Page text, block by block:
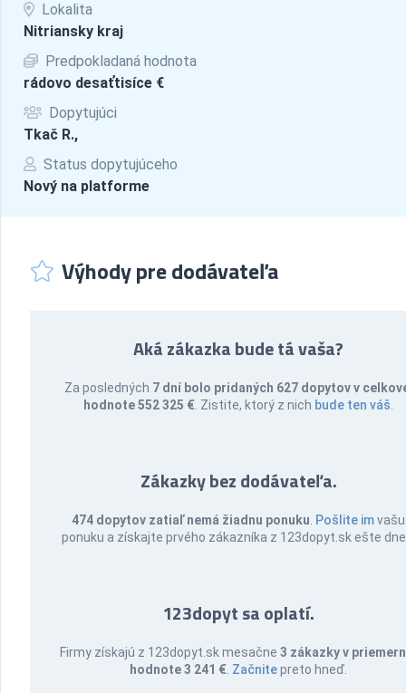
Lokalita
Nitriansky kraj
Predpokladaná hodnota
rádovo desaťtisíce €
Dopytujúci
Tkač R.,
Status dopytujúceho
Nový na platforme
Výhody pre dodávateľa
Aká zákazka bude tá vaša?
Za posledných 7 dní bolo pridaných 627 dopytov v
hodnote 552 325 € . Zistite, ktorý z nich bude ten váš
Zákazky bez dodávateľa.
474 dopytov zatiaľ nemá žiadnu ponuku Pošlite imvašu
ponuku a získajte prvého zákazníka z 123dopyt.sk ešte
123dopyt sa oplatí.
Firmy získajú z 123dopyt.sk mesačne3 zákazky v
hodnote 3 241 € Začnitepreto hneď.